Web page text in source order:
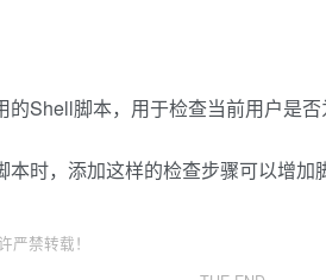
Shell脚本，用于检查当前用户是否
时，添加这样的检查步骤可以增加
严禁转载！